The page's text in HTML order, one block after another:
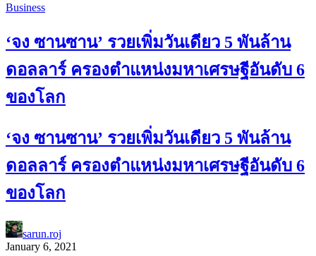
Business
‘จง ซานซาน’ รวยเพิ่มวันเดียว 5 พันล้าน
ดอลลาร์ ครองตำแหน่งมหาเศรษฐีอันดับ 6
ของโลก
‘จง ซานซาน’ รวยเพิ่มวันเดียว 5 พันล้าน
ดอลลาร์ ครองตำแหน่งมหาเศรษฐีอันดับ 6
ของโลก
sarun.roj
January 6, 2021